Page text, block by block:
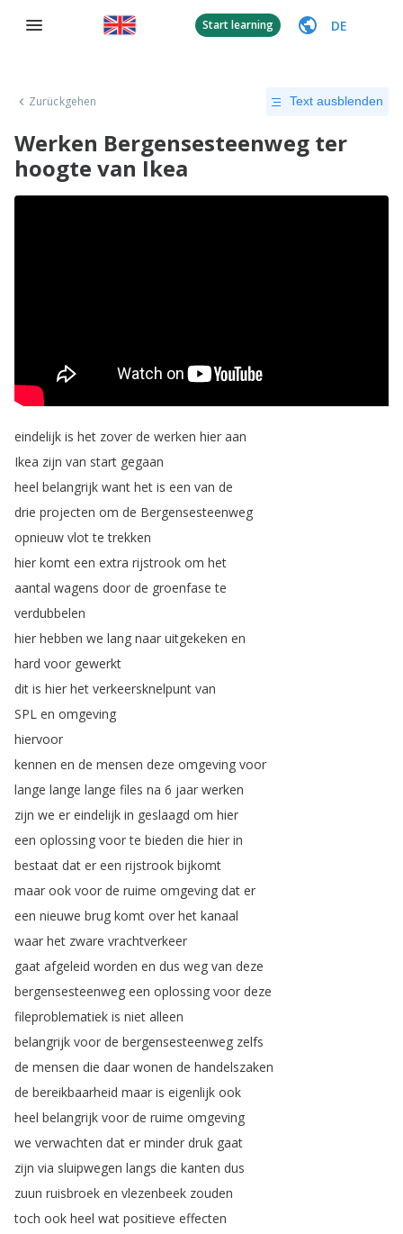
Start learning DE
Zurückgehen Text ausblenden
Werken Bergensesteenweg ter
hoogte van Ikea
eindelijk is het zover de werken hier aan
Ikea zijn van start gegaan
heel belangrijk want het is een van de
drie projecten om de Bergensesteenweg
opnieuw vlot te trekken
hier komt een extra rijstrook om het
aantal wagens door de groenfase te
verdubbelen
hier hebben we lang naar uitgekeken en
hard voor gewerkt
dit is hier het verkeersknelpunt van
SPL en omgeving
hiervoor
kennen en de mensen deze omgeving voor
lange lange lange files na 6 jaar werken
zijn we er eindelijk in geslaagd om hier
een oplossing voor te bieden die hier in
bestaat dat er een rijstrook bijkomt
maar ook voor de ruime omgeving dat er
een nieuwe brug komt over het kanaal
waar het zware vrachtverkeer
gaat afgeleid worden en dus weg van deze
bergensesteenweg een oplossing voor deze
fileproblematiek is niet alleen
belangrijk voor de bergensesteenweg zelfs
de mensen die daar wonen de handelszaken
de bereikbaarheid maar is eigenlijk ook
heel belangrijk voor de ruime omgeving
we verwachten dat er minder druk gaat
zijn via sluipwegen langs die kanten dus
zuun ruisbroek en vlezenbeek zouden
toch ook heel wat positieve effecten